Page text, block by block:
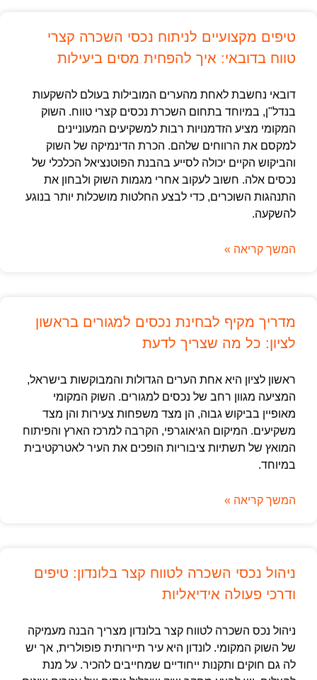
טיפים מקצועיים לניתוח נכסי השכרה קצרי
טווח בדובאי: איך להפחית מסים ביעילות
דובאי נחשבת לאחת מהערים המובילות בעולם להשקעות
בנדל"ן, במיוחד בתחום השכרת נכסים קצרי טווח. השוק
המקומי מציע הזדמנויות רבות למשקיעים המעוניינים
למקסם את הרווחים שלהם. הכרת הדינמיקה של השוק
והביקוש הקיים יכולה לסייע בהבנת הפוטנציאל הכלכלי של
נכסים אלה. חשוב לעקוב אחרי מגמות השוק ולבחון את
התנהגות השוכרים, כדי לבצע החלטות מושכלות יותר בנוגע
להשקעה.
המשך קריאה »
מדריך מקיף לבחינת נכסים למגורים בראשון
לציון: כל מה שצריך לדעת
ראשון לציון היא אחת הערים הגדולות והמבוקשות בישראל,
המציעה מגוון רחב של נכסים למגורים. השוק המקומי
מאופיין בביקוש גבוה, הן מצד משפחות צעירות והן מצד
משקיעים. המיקום הגיאוגרפי, הקרבה למרכז הארץ והפיתוח
המואץ של תשתיות ציבוריות הופכים את העיר לאטרקטיבית
במיוחד.
המשך קריאה »
ניהול נכסי השכרה לטווח קצר בלונדון: טיפים
ודרכי פעולה אידיאליות
ניהול נכס השכרה לטווח קצר בלונדון מצריך הבנה מעמיקה
של השוק המקומי. לונדון היא עיר תיירותית פופולרית, אך יש
לה גם חוקים ותקנות ייחודיים שמחייבים להכיר. על מנת